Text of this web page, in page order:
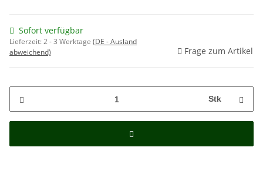
Sofort verfügbar
Lieferzeit:2 - 3 Werktage (DE - Ausland
abweichend)
Frage zum Artikel
Stk